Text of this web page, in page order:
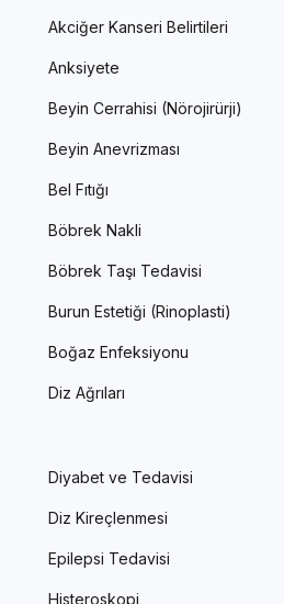
Akciğer Kanseri Belirtileri
Anksiyete
Beyin Cerrahisi (Nörojirürji)
Beyin Anevrizması
Bel Fıtığı
Böbrek Nakli
Böbrek Taşı Tedavisi
Burun Estetiği (Rinoplasti)
Boğaz Enfeksiyonu
Diz Ağrıları
Diyabet ve Tedavisi
Diz Kireçlenmesi
Epilepsi Tedavisi
Histeroskopi